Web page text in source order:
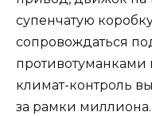
супенчатую
сопровождаться
климат-контроль
за рамки миллиона.